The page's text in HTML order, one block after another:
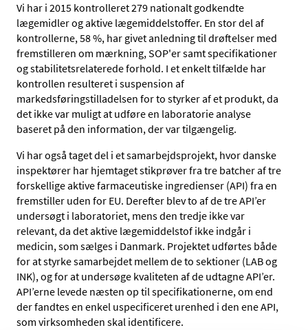
Vi har i 2015 kontrolleret 279 nationalt godkendte
lægemidler og aktive lægemiddelstoffer. En stor del af
kontrollerne, 58 %, har givet anledning til drøftelser med
fremstilleren om mærkning, SOP'er samt specifikationer
og stabilitetsrelaterede forhold. I et enkelt tilfælde har
kontrollen resulteret i suspension af
markedsføringstilladelsen for to styrker af et produkt, da
det ikke var muligt at udføre en laboratorie analyse
baseret på den information, der var tilgængelig.
Vi har også taget del i et samarbejdsprojekt, hvor danske
inspektører har hjemtaget stikprøver fra tre batcher af tre
forskellige aktive farmaceutiske ingredienser (API) fra en
fremstiller uden for EU. Derefter blev to af de tre API’er
undersøgt i laboratoriet, mens den tredje ikke var
relevant, da det aktive lægemiddelstof ikke indgår i
medicin, som sælges i Danmark. Projektet udførtes både
for at styrke samarbejdet mellem de to sektioner (LAB og
INK), og for at undersøge kvaliteten af de udtagne API’er.
API’erne levede næsten op til specifikationerne, om end
der fandtes en enkel uspecificeret urenhed i den ene API,
som virksomheden skal identificere.